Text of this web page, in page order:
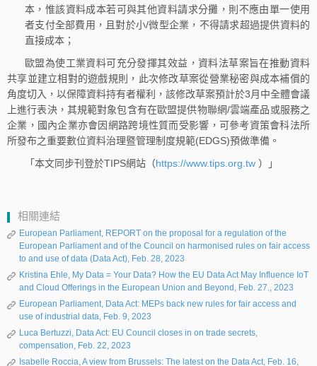
本，惟該資料成本若可與其他資料請求分攤，則不應由單一使用
者支付全部費用，且對於小/微型企業，不得請求超過提供資料的
直接成本；
歐盟為使工業資料可充分發揮其效益，資料法草案旨在推動資料
共享並建立相對的遊戲規則，此次修改草案從營業秘密與成本補償的
角度切入，以保障資料持有者權利，該修改草案預計於3月中全體會議
上進行表決，其規範對象包含有在歐盟提供物聯網/雲端產品或服務之
企業，國內企業亦會因網路跨境性質而受影響，可參考資策會科法所
所發布之重要數位資料治理暨管理制度規範(EDGS)預做準備。
「本文同步刊登於TIPS網站（https://www.tips.org.tw ）」
相關連結
European Parliament, REPORT on the proposal for a regulation of the
European Parliament and of the Council on harmonised rules on fair access
to and use of data (Data Act), Feb. 28, 2023
Kristina Ehle, My Data = Your Data? How the EU Data Act May Influence IoT
and Cloud Offerings in the European Union and Beyond, Feb. 27., 2023
European Parliament, Data Act: MEPs back new rules for fair access and
use of industrial data, Feb. 9, 2023
Luca Bertuzzi, Data Act: EU Council closes in on trade secrets,
compensation, Feb. 22, 2023
Isabelle Roccia, A view from Brussels: The latest on the Data Act, Feb. 16,